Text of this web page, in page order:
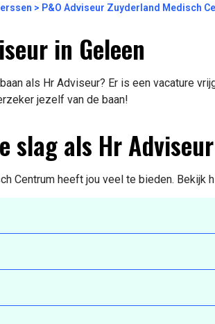
P&O Adviseur Zuyderland Medisch
in Geleen
als Hr Adviseur? Er is een vacature
jezelf van de baan!
slag als Hr Adviseur
Centrum heeft jou veel te bieden. Bekijk